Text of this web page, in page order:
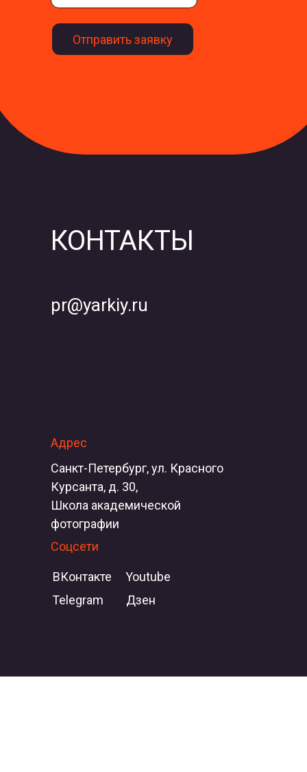
Отправить заявку
КОНТАКТЫ
pr@yarkiy.ru
Санкт-Петербург, ул. Красного
Курсанта, д. 30,
Школа академической
фотографии
Соцсети
Адрес
ВКонтакте
Youtube
Telegram
Дзен